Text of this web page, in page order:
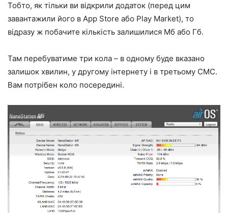
Тобто, як тільки ви відкрили додаток (перед цим
завантажили його в App Store або Play Market), то
відразу ж побачите кількість залишилися Мб або Гб.
Там перебуватиме три кола – в одному буде вказано
залишок хвилин, у другому інтернету і в третьому СМС.
Вам потрібен коло посередині.